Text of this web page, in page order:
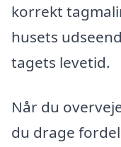
korrekt
husets
tagets levetid.
Når du
du drage